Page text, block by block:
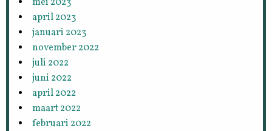
april 2023
januari 2023
november 2022
juli 2022
juni 2022
april 2022
maart 2022
februari 2022